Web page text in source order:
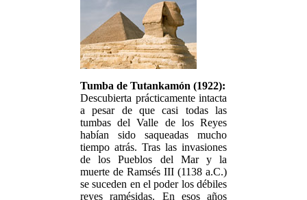
Tumba de Tutankamón (1922):
Descubierta prácticamente intacta
a pesar de que casi todas las
tumbas del Valle de los Reyes
habían sido saqueadas mucho
tiempo atrás. Tras las invasiones
de los Pueblos del Mar y la
muerte de Ramsés III (1138 a.C.)
se suceden en el poder los débiles
reyes ramésidas. En esos años